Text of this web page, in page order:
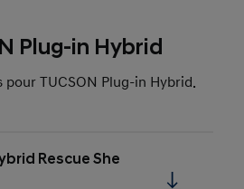
Plug-in Hybrid
pour TUCSON Plug-in Hybrid.
Rescue She